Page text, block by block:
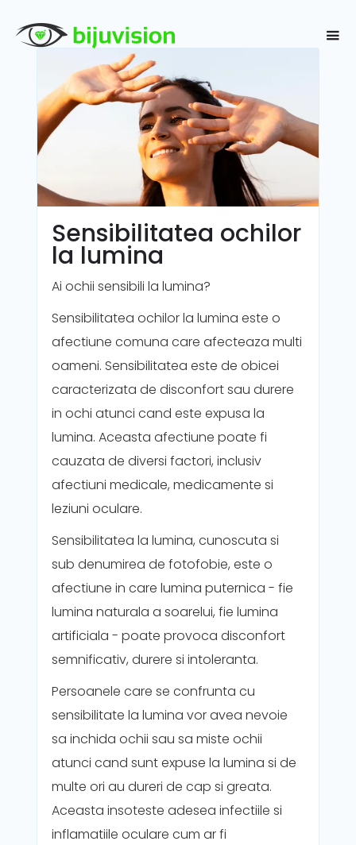
Sensibilitatea ochilor
la lumina
Ai ochii sensibili la lumina?
Sensibilitatea ochilor la lumina este o
afectiune comuna care afecteaza multi
oameni. Sensibilitatea este de obicei
caracterizata de disconfort sau durere
in ochi atunci cand este expusa la
lumina. Aceasta afectiune poate fi
cauzata de diversi factori, inclusiv
afectiuni medicale, medicamente si
leziuni oculare.
Sensibilitatea la lumina, cunoscuta si
sub denumirea de fotofobie, este o
afectiune in care lumina puternica - fie
lumina naturala a soarelui, fie lumina
artificiala - poate provoca disconfort
semnificativ, durere si intoleranta.
Persoanele care se confrunta cu
sensibilitate la lumina vor avea nevoie
sa inchida ochii sau sa miste ochii
atunci cand sunt expuse la lumina si de
multe ori au dureri de cap si greata.
Aceasta insoteste adesea infectiile si
inflamatiile oculare cum ar fi